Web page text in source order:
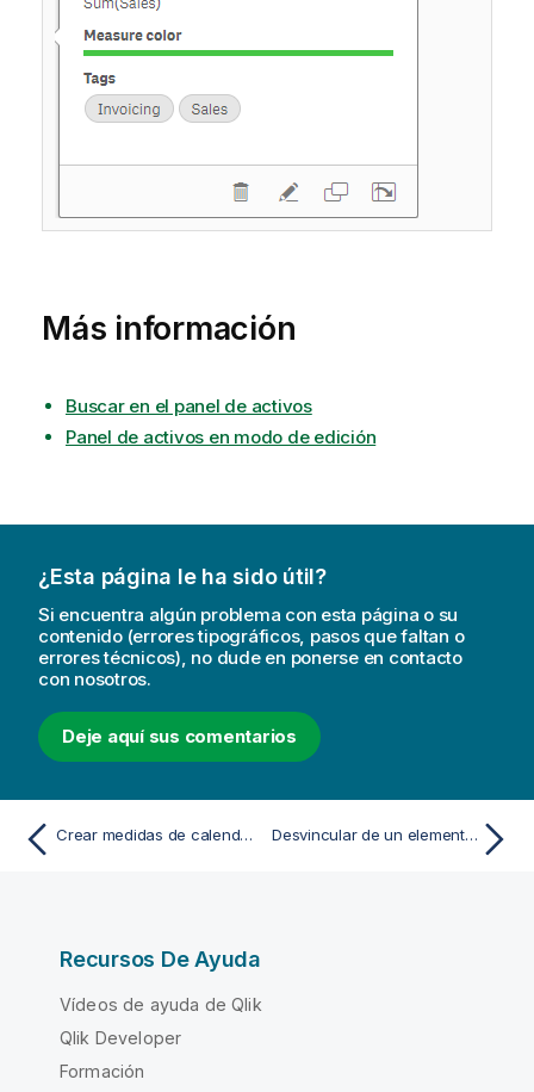
Más información
Buscar en el panel de activos
Panel de activos en modo de edición
¿Esta página le ha sido útil?
Si encuentra algún problema con esta página o su
contenido (errores tipográficos, pasos que faltan o
errores técnicos), no dude en ponerse en contacto
con nosotros.
Deje aquí sus comentarios
Crear medidas de calendario Desvincular de un elemento maestro
Recursos De Ayuda
Vídeos de ayuda de Qlik
Qlik Developer
Formación